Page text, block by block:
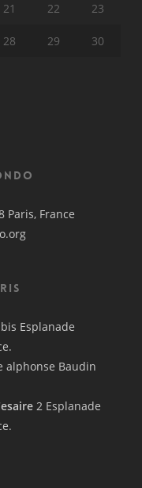
21 22 23
28 29 30
Paris, France
Esplanade
alphonse Baudin
2 Esplanade